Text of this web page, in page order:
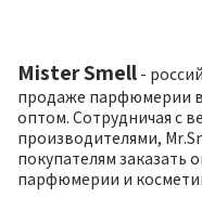
Mister Smell -
продаже парфюмерии
оптом. Сотрудничая с
производителями,
покупателям заказать
парфюмерии и